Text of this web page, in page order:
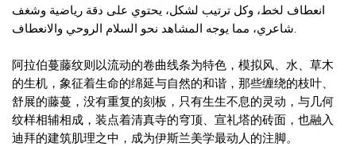
انعطاف لخط، وكل ترتيب لشكل، يحتوي على دقة رياضية وشغف
شاعري، مما يوجه المشاهد نحو السلام الروحي والانعطاف.
阿拉伯蔓藤纹则以流动的卷曲线条为特色，模拟风、水、草木
的生机，象征着生命的绵延与自然的和谐，那些缠绕的枝叶、
舒展的藤蔓，没有重复的刻板，只有生生不息的灵动，与几何
纹样相辅相成，装点着清真寺的穹顶、宣礼塔的砖面，也融入
迪拜的建筑肌理之中，成为伊斯兰美学最动人的注脚。